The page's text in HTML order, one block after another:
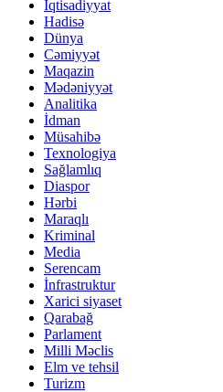
İqtisadiyyat
Hadisə
Dünya
Cəmiyyət
Maqazin
Mədəniyyət
Analitika
İdman
Müsahibə
Texnologiya
Sağlamlıq
Diaspor
Hərbi
Maraqlı
Kriminal
Media
Serencam
İnfrastruktur
Xarici siyaset
Qarabağ
Parlament
Milli Məclis
Elm ve tehsil
Turizm